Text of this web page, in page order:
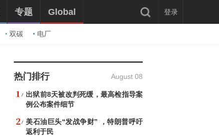
双碳 电厂
专题 Global 登录
热门排行 August 08
出狱前8天被改判死缓，最高检指导案
例公布案件细节
美石油巨头“发战争财” ，特朗普呼吁
返利于民